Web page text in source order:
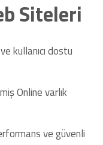
Siteleri
kullanıcı dostu
Online varlık
ve güvenli